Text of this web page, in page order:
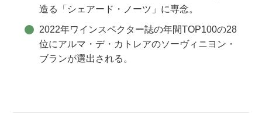
造る「シェアード・ノーツ」に専念。
2022年ワインスペクター誌の年間TOP100の28
位にアルマ・デ・カトレアのソーヴィニヨン・
ブランが選出される。